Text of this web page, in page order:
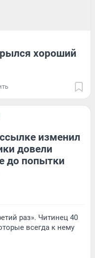
хороший
изменил
довели
до попытки
раз». Читинец 40
всегда к нему